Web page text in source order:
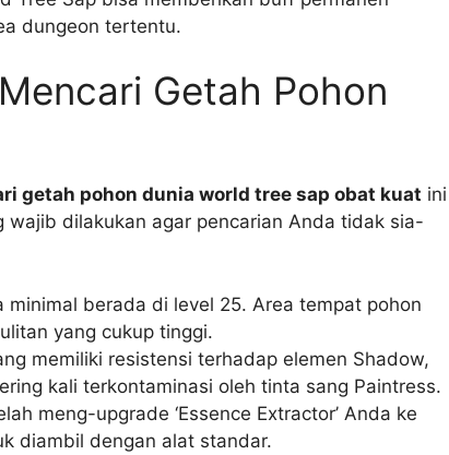
dungeon tertentu.
Getah Pohon
getah pohon dunia world tree sap obat kuat ini
dilakukan agar pencarian Anda tidak sia-
minimal berada di level 25. Area tempat pohon
yang cukup tinggi.
memiliki resistensi terhadap elemen Shadow,
kali terkontaminasi oleh tinta sang Paintress.
meng-upgrade ‘Essence Extractor’ Anda ke
diambil dengan alat standar.